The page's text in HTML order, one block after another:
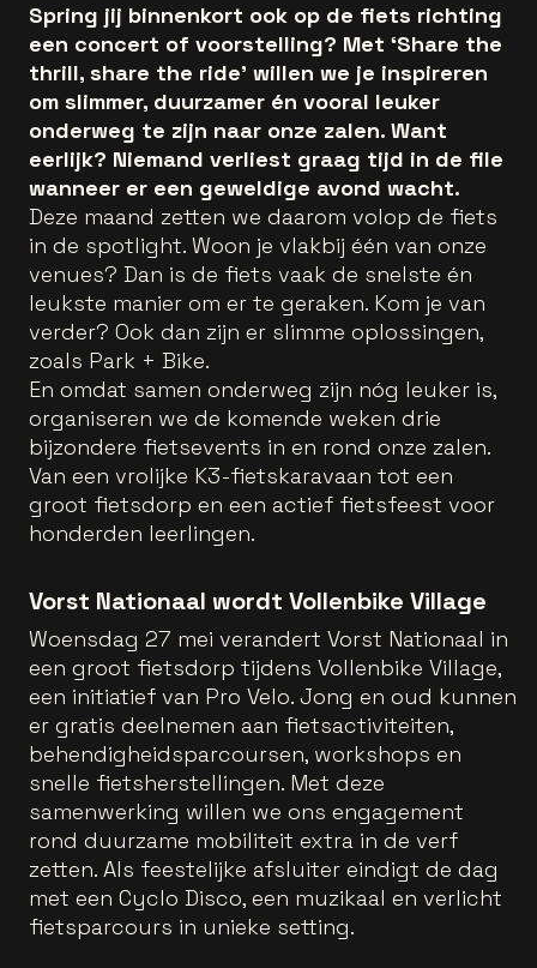
Spring jij binnenkort ook op de fiets richting
een concert of voorstelling? Met ‘Share the
thrill, share the ride’ willen we je inspireren
om slimmer, duurzamer én vooral leuker
onderweg te zijn naar onze zalen. Want
eerlijk? Niemand verliest graag tijd in de file
wanneer er een geweldige avond wacht.
Deze maand zetten we daarom volop de fiets
in de spotlight. Woon je vlakbij één van onze
venues? Dan is de fiets vaak de snelste én
leukste manier om er te geraken. Kom je van
verder? Ook dan zijn er slimme oplossingen,
zoals Park + Bike.
En omdat samen onderweg zijn nóg leuker is,
organiseren we de komende weken drie
bijzondere fietsevents in en rond onze zalen.
Van een vrolijke K3-fietskaravaan tot een
groot fietsdorp en een actief fietsfeest voor
honderden leerlingen.
Vorst Nationaal wordt Vollenbike Village
Woensdag 27 mei verandert Vorst Nationaal in
een groot fietsdorp tijdens Vollenbike Village,
een initiatief van Pro Velo. Jong en oud kunnen
er gratis deelnemen aan fietsactiviteiten,
behendigheidsparcoursen, workshops en
snelle fietsherstellingen. Met deze
samenwerking willen we ons engagement
rond duurzame mobiliteit extra in de verf
zetten. Als feestelijke afsluiter eindigt de dag
met een Cyclo Disco, een muzikaal en verlicht
fietsparcours in unieke setting.